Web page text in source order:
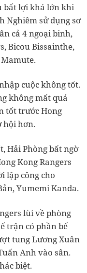
bất lợi khá lớn khi
Nghiêm sử dụng sơ
cả 4 ngoại binh,
Bicou Bissainthe,
cuộc không tốt.
không mất quá
tốt trước Hong
hội hơn.
Hải Phòng bất ngờ
Kong Rangers
lập công cho
Yumemi Kanda.
lùi về phòng
trận có phần bế
tung Lương Xuân
Anh vào sân.
biệt.